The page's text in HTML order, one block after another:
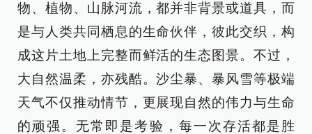
物、植物、山脉河流，都并非背景或道具，而
是与人类共同栖息的生命伙伴，彼此交织，构
成这片土地上完整而鲜活的生态图景。不过，
大自然温柔，亦残酷。沙尘暴、暴风雪等极端
天气不仅推动情节，更展现自然的伟力与生命
的顽强。无常即是考验，每一次存活都是胜